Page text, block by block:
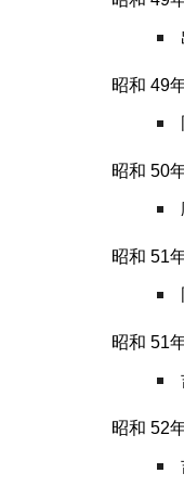
昭和 49
昭和 50
昭和 51
昭和 51
昭和 52